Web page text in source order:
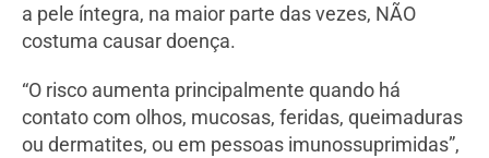
a pele íntegra, na maior parte das vezes, NÃO
costuma causar doença.
“O risco aumenta principalmente quando há
contato com olhos, mucosas, feridas, queimaduras
ou dermatites, ou em pessoas imunossuprimidas”,